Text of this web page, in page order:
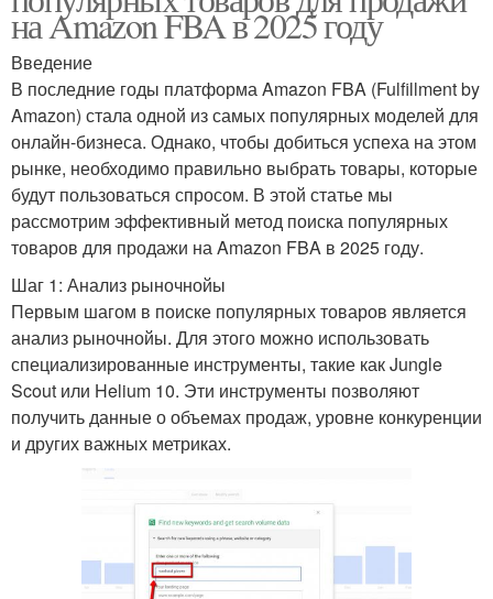
на Amazon FBA в 2025 году
Введение
В последние годы платформа Amazon FBA (Fulfillment by
Amazon) стала одной из самых популярных моделей для
онлайн-бизнеса. Однако, чтобы добиться успеха на этом
рынке, необходимо правильно выбрать товары, которые
будут пользоваться спросом. В этой статье мы
рассмотрим эффективный метод поиска популярных
товаров для продажи на Amazon FBA в 2025 году.
Шаг 1: Анализ рыночнойы
Первым шагом в поиске популярных товаров является
анализ рыночнойы. Для этого можно использовать
специализированные инструменты, такие как Jungle
Scout или Helium 10. Эти инструменты позволяют
получить данные о объемах продаж, уровне конкуренции
и других важных метриках.